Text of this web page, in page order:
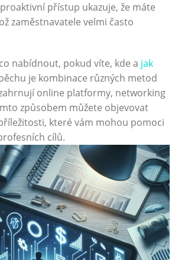
přístup‍ ukazuje, že⁤ máte
zaměstnavatele​ velmi často
nabídnout, pokud víte, kde a jak
je kombinace různých metod
online platformy, networking
způsobem můžete objevovat⁢
které vám mohou pomoci
cílů.